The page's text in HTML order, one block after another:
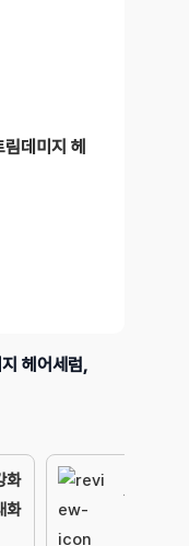
데미지 헤
헤어세럼,
화
화
가성비제